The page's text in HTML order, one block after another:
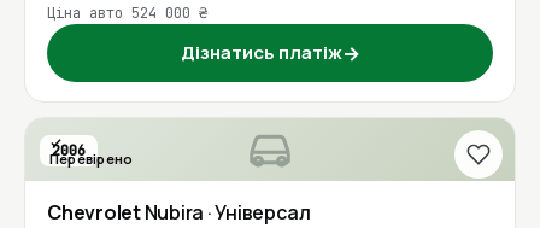
Ціна авто 524 000 ₴
Дізнатись платіж→
2006
Перевірено
ChevroletNubira · Універсал